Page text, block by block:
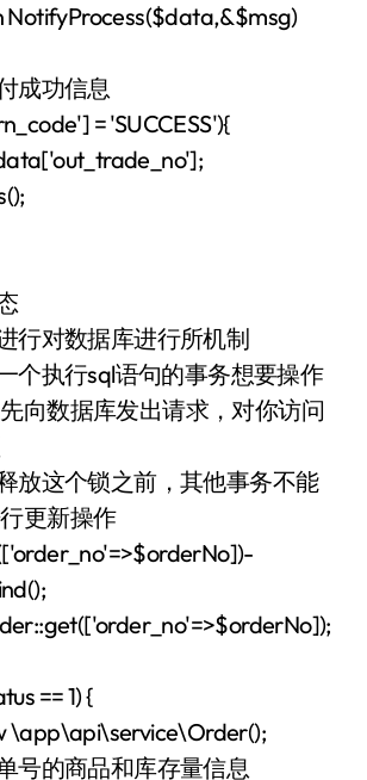
NotifyProcess($data,&$msg)
成功信息
= 'SUCCESS'){
行对数据库进行所机制
个执行sql语句的事务想要操作
向数据库发出请求，对你访问
放这个锁之前，其他事务不能
更新操作
== 1) {
\app\api\service\Order();
号的商品和库存量信息